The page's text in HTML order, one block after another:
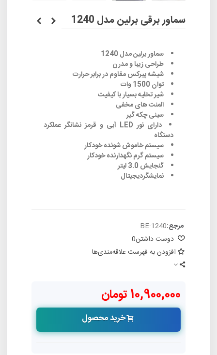
سماور برقی برلین مدل 1240
سماور برلین مدل 1240
طراحی زیبا و مدرن
شیشه پیرکس مقاوم در برابر حرارت
توان 1500 وات
شیر تخلیه بسیار با کیفیت
المنت های مخفی
سینی چکه گیر
دارای نور LED آبی و قرمز نشانگر عملکرد
دستگاه
سیستم خاموش شونده خودکار
سیستم گرم نگهدارنده خودکار
گنجایش 3.0 لیتر
نمایشگردیجیتال
مرجع:BE-1240
دوست داشتن0
افزودن به فهرست علاقه‌مندی‌ها
10,900,000 تومان
خرید محصول